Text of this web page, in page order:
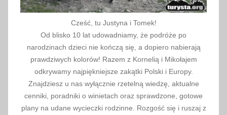
Cześć, tu Justyna i Tomek!
Od blisko 10 lat udowadniamy, że podróże po
narodzinach dzieci nie kończą się, a dopiero nabierają
prawdziwych kolorów! Razem z Kornelią i Mikołajem
odkrywamy najpiękniejsze zakątki Polski i Europy.
Znajdziesz u nas wyłącznie rzetelną wiedzę, aktualne
cenniki, poradniki o winietach oraz sprawdzone, gotowe
plany na udane wycieczki rodzinne. Rozgość się i ruszaj z